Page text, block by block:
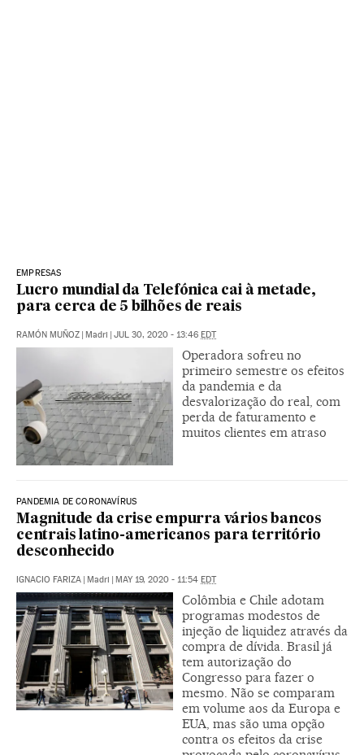
EMPRESAS
Lucro mundial da Telefónica cai à metade,
para cerca de 5 bilhões de reais
RAMÓN MUÑOZ | Madri | JUL 30, 2020 - 13:46 EDT
Operadora sofreu no
primeiro semestre os efeitos
da pandemia e da
desvalorização do real, com
perda de faturamento e
muitos clientes em atraso
PANDEMIA DE CORONAVÍRUS
Magnitude da crise empurra vários bancos
centrais latino-americanos para território
desconhecido
IGNACIO FARIZA | Madri | MAY 19, 2020 - 11:54 EDT
Colômbia e Chile adotam
programas modestos de
injeção de liquidez através da
compra de dívida. Brasil já
tem autorização do
Congresso para fazer o
mesmo. Não se comparam
em volume aos da Europa e
EUA, mas são uma opção
contra os efeitos da crise